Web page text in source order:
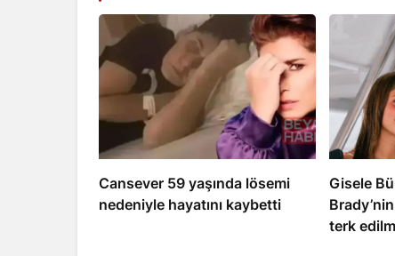
Cansever 59 yaşında lösemi
nedeniyle hayatını kaybetti
Gisele
terk